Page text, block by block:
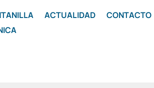
ACTUALIDAD CONTACTO